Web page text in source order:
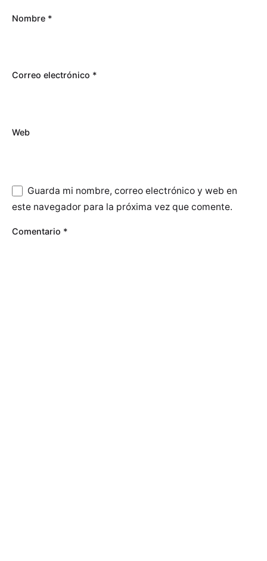
Nombre *
Correo electrónico *
Web
Guarda mi nombre, correo electrónico y web en
este navegador para la próxima vez que comente.
Comentario *